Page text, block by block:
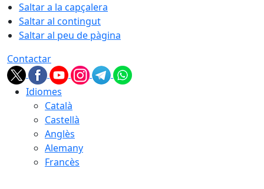
Saltar a la capçalera
Saltar al contingut
Saltar al peu de pàgina
Contactar
Idiomes
Català
Castellà
Anglès
Alemany
Francès